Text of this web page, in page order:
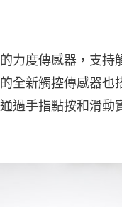
力度傳感器，支持
全新觸控傳感器也
過手指點按和滑動